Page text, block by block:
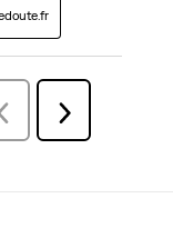
Precedenterecensioni
Successiva
recensioni